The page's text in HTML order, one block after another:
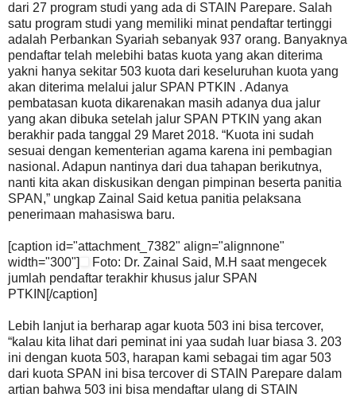
dari 27 program studi yang ada di STAIN Parepare. Salah
satu program studi yang memiliki minat pendaftar tertinggi
adalah Perbankan Syariah sebanyak 937 orang. Banyaknya
pendaftar telah melebihi batas kuota yang akan diterima
yakni hanya sekitar 503 kuota dari keseluruhan kuota yang
akan diterima melalui jalur SPAN PTKIN . Adanya
pembatasan kuota dikarenakan masih adanya dua jalur
yang akan dibuka setelah jalur SPAN PTKIN yang akan
berakhir pada tanggal 29 Maret 2018. “Kuota ini sudah
sesuai dengan kementerian agama karena ini pembagian
nasional. Adapun nantinya dari dua tahapan berikutnya,
nanti kita akan diskusikan dengan pimpinan beserta panitia
SPAN,” ungkap Zainal Said ketua panitia pelaksana
penerimaan mahasiswa baru.
[caption id="attachment_7382" align="alignnone"
width="300"]
Foto: Dr. Zainal Said, M.H saat mengecek
jumlah pendaftar terakhir khusus jalur SPAN
PTKIN[/caption]
Lebih lanjut ia berharap agar kuota 503 ini bisa tercover,
“kalau kita lihat dari peminat ini yaa sudah luar biasa 3. 203
ini dengan kuota 503, harapan kami sebagai tim agar 503
dari kuota SPAN ini bisa tercover di STAIN Parepare dalam
artian bahwa 503 ini bisa mendaftar ulang di STAIN